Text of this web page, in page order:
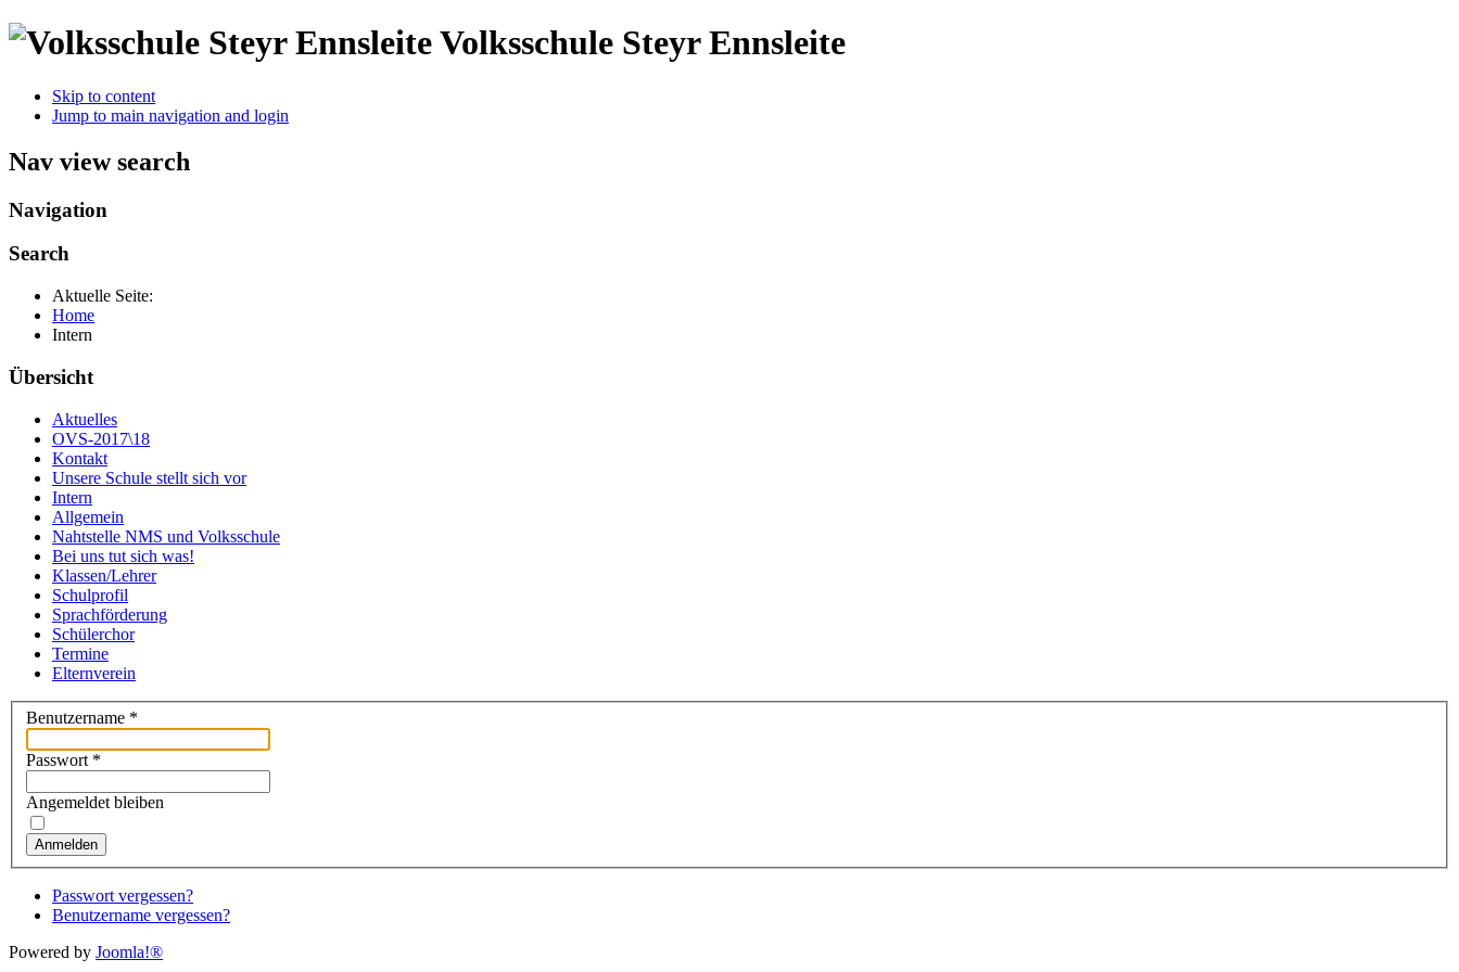
Volksschule Steyr Ennsleite
Skip to content
Jump to main navigation and login
Nav view search
Navigation
Search
Aktuelle Seite:
Home
Intern
Übersicht
Aktuelles
OVS-2017\18
Kontakt
Unsere Schule stellt sich vor
Intern
Allgemein
Nahtstelle NMS und Volksschule
Bei uns tut sich was!
Klassen/Lehrer
Schulprofil
Sprachförderung
Schülerchor
Termine
Elternverein
Benutzername *
Passwort *
Angemeldet bleiben
Anmelden
Passwort vergessen?
Benutzername vergessen?
Powered by Joomla!®